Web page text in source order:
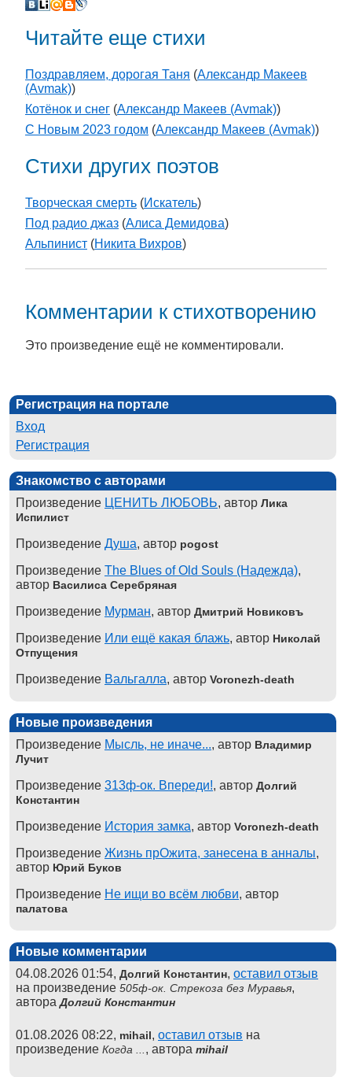
Читайте еще стихи
Поздравляем, дорогая Таня (Александр Макеев
(Avmak))
Котёнок и снег (Александр Макеев (Avmak))
С Новым 2023 годом (Александр Макеев (Avmak))
Стихи других поэтов
Творческая смерть (Искатель)
Под радио джаз (Алиса Демидова)
Альпинист (Никита Вихров)
Комментарии к стихотворению
Это произведение ещё не комментировали.
Регистрация на портале
Вход
Регистрация
Знакомство с авторами
Произведение ЦЕНИТЬ ЛЮБОВЬ, автор Лика
Испилист
Произведение Душа, автор pogost
Произведение The Blues of Old Souls (Надежда),
автор Василиса Серебряная
Произведение Мурман, автор Дмитрий Новиковъ
Произведение Или ещё какая блажь, автор Николай
Отпущения
Произведение Вальгалла, автор Voronezh-death
Новые произведения
Произведение Мысль, не иначе..., автор Владимир
Лучит
Произведение 313ф-ок. Впереди!, автор Долгий
Константин
Произведение История замка, автор Voronezh-death
Произведение Жизнь прОжита, занесена в анналы,
автор Юрий Буков
Произведение Не ищи во всём любви, автор
палатова
Новые комментарии
04.08.2026 01:54, Долгий Константин, оставил отзыв
на произведение 505ф-ок. Стрекоза без Муравья,
автораДолгий Константин
01.08.2026 08:22, mihail, оставил отзыв на
произведение Когда ... , автора mihail